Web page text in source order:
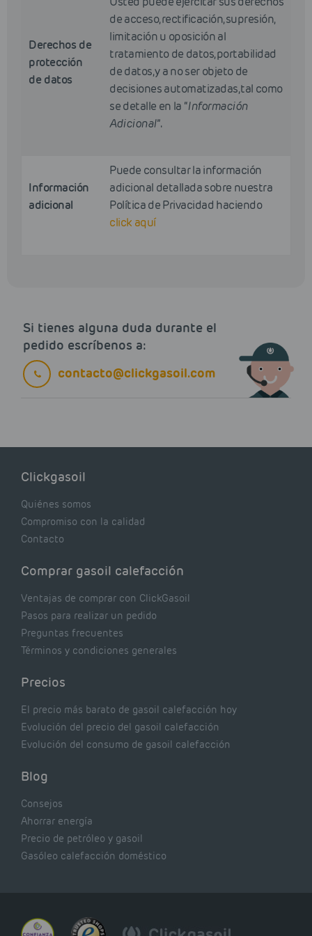
Derechos de
protección
de datos
de acceso, rectificación, supresión,
limitación u oposición al
tratamiento de datos, portabilidad
de datos, y a no ser objeto de
decisiones automatizadas, tal como
se detalle en la “Información
Adicional”.
Información
adicional
Puede consultar la información
adicional detallada sobre nuestra
Política de Privacidad haciendo
click aquí
Si tienes alguna duda durante el
pedido escríbenos a:
contacto@clickgasoil.com
Clickgasoil
Quiénes somos
Compromiso con la calidad
Contacto
Comprar gasoil calefacción
Ventajas de comprar con ClickGasoil
Pasos para realizar un pedido
Preguntas frecuentes
Términos y condiciones generales
Precios
El precio más barato de gasoil calefacción hoy
Evolución del precio del gasoil calefacción
Evolución del consumo de gasoil calefacción
Blog
Consejos
Ahorrar energía
Precio de petróleo y gasoil
Gasóleo calefacción doméstico